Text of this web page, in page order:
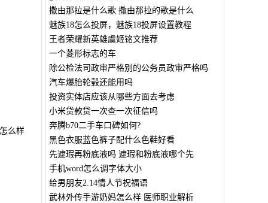
么样
撒由那拉是什么歌 撒由那拉的歌是什么
魅族18怎么投屏，魅族18投屏设置教程
王者荣耀新英雄虞姬铭文推荐
一个菱形标志的车
除公检法司政审严格别的公务员政审严格吗
汽车爆胎轮毂还能用吗
投资实体店应该从哪些方面去考虑
小米贷款贷一次查一次征信吗
奔腾b70二手车口碑如何?
黑色衣服蓝色裤子配什么色鞋好看
先遮瑕再粉底液吗 遮瑕和粉底液哪个先
手机word怎么调字体大小
给男朋友2.14情人节祝福语
武林外传手游奶妈怎么样 医师职业解析